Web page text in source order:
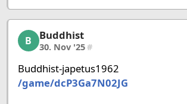
Buddhist, 22/58, 30. Nov '25
B Buddhist
30. Nov '25#
Buddhist-japetus1962
/game/dcP3Ga7N02JG